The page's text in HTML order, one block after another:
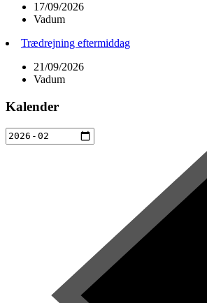
17/09/2026
Vadum
Trædrejning eftermiddag
21/09/2026
Vadum
Kalender